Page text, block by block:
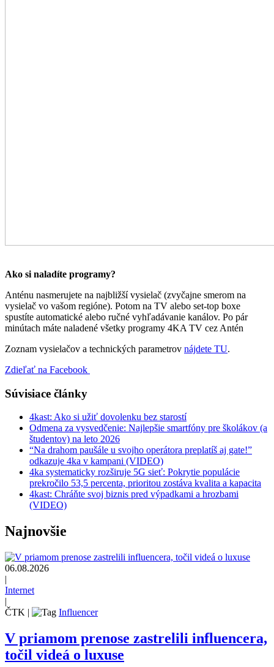
Ako si naladíte programy?
Anténu nasmerujete na najbližší vysielač (zvyčajne smerom na
vysielač vo vašom regióne). Potom na TV alebo set-top boxe
spustíte automatické alebo ručné vyhľadávanie kanálov. Po pár
minútach máte naladené všetky programy 4KA TV cez Antén
Zoznam vysielačov a technických parametrov nájdete TU.
Zdieľať na Facebook
Súvisiace články
4kast: Ako si užiť dovolenku bez starostí
Odmena za vysvedčenie: Najlepšie smartfóny pre školákov (a
študentov) na leto 2026
“Na drahom paušále u svojho operátora preplatíš aj gate!”
odkazuje 4ka v kampani (VIDEO)
4ka systematicky rozširuje 5G sieť: Pokrytie populácie
prekročilo 53,5 percenta, prioritou zostáva kvalita a kapacita
4kast: Chráňte svoj biznis pred výpadkami a hrozbami
(VIDEO)
Najnovšie
06.08.2026
|
Internet
|
ČTK | Influencer
V priamom prenose zastrelili influencera,
točil videá o luxuse